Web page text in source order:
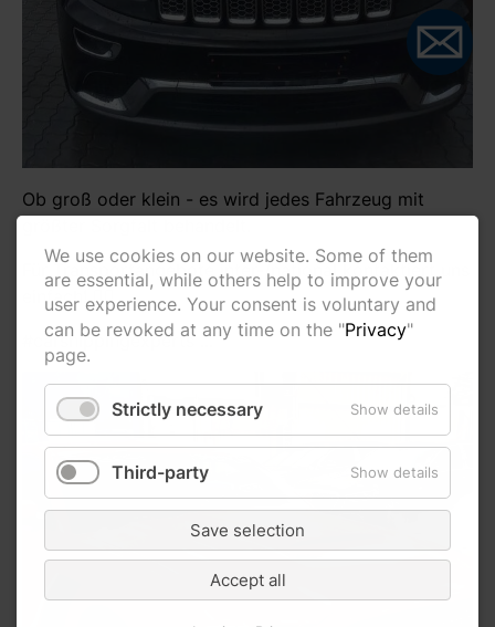
Ob groß oder klein - es wird jedes Fahrzeug mit
Für Transportangebote inter-/national kontaktiert uns
einfach! 👍🏻
#carshippingexperts ...
We use cookies on our website. Some of them
are essential, while others help to improve your
user experience. Your consent is voluntary and
can be revoked at any time on the "Privacy"
page.
Strictly necessary Show details
Third-party Show details
Save selection
Accept all